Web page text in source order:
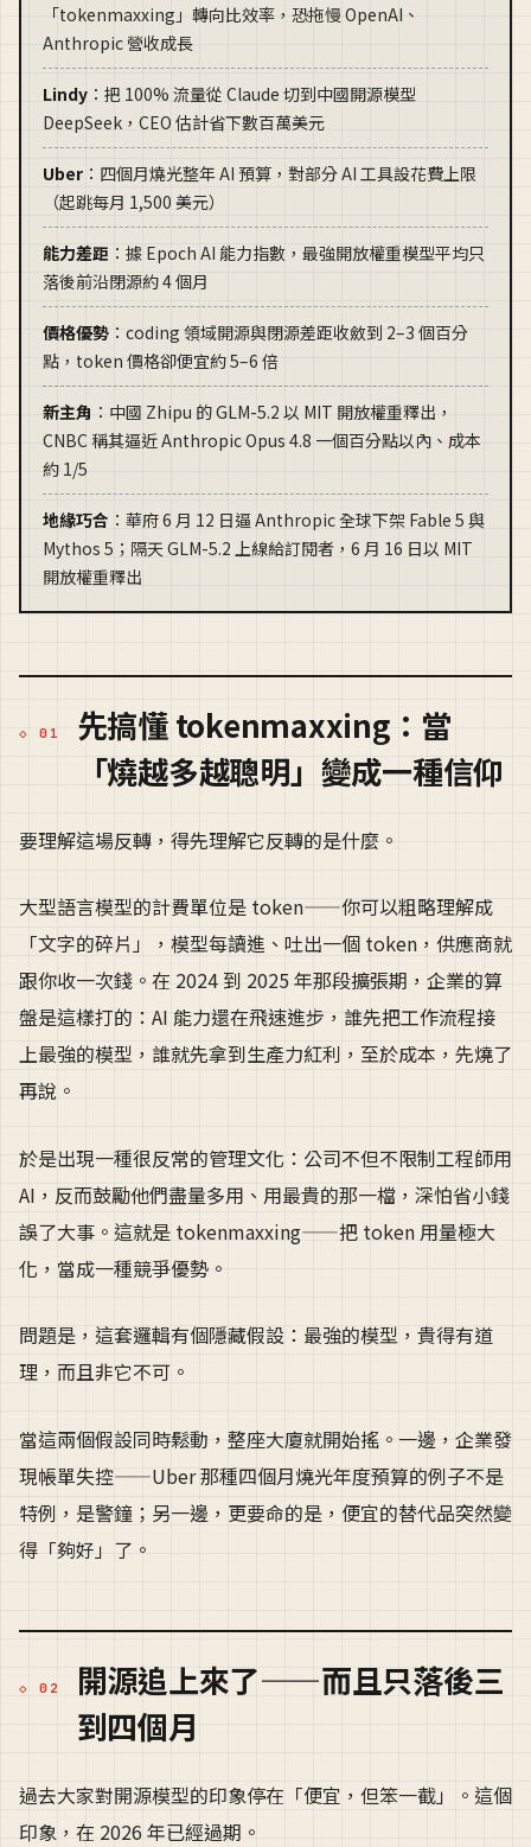
「tokenmaxxing」轉向比效率，恐拖慢 OpenAI、
Anthropic 營收成長
Lindy ：把 100% 流量從 Claude 切到中國開源模型
DeepSeek，CEO 估計省下數百萬美元
Uber ：四個月燒光整年 AI 預算，對部分 AI 工具設花費上限
（起跳每月 1,500 美元）
能力差距 ：據 Epoch AI 能力指數，最強開放權重模型平均只
落後前沿閉源約 4 個月
價格優勢 ：coding 領域開源與閉源差距收斂到 2–3 個百分
點，token 價格卻便宜約 5–6 倍
新主角 ：中國 Zhipu 的 GLM-5.2 以 MIT 開放權重釋出，
CNBC 稱其逼近 Anthropic Opus 4.8 一個百分點以內、成本
約 1/5
地緣巧合 ：華府 6 月 12 日逼 Anthropic 全球下架 Fable 5 與
Mythos 5；隔天 GLM-5.2 上線給訂閱者，6 月 16 日以 MIT
開放權重釋出
先搞懂 tokenmaxxing：當
「燒越多越聰明」變成一種信仰
要理解這場反轉，得先理解它反轉的是什麼。
大型語言模型的計費單位是 token——你可以粗略理解成
「文字的碎片」，模型每讀進、吐出一個 token，供應商就
跟你收一次錢。在 2024 到 2025 年那段擴張期，企業的算
盤是這樣打的：AI 能力還在飛速進步，誰先把工作流程接
上最強的模型，誰就先拿到生產力紅利，至於成本，先燒了
再說。
於是出現一種很反常的管理文化：公司不但不限制工程師用
AI，反而鼓勵他們盡量多用、用最貴的那一檔，深怕省小錢
誤了大事。這就是 tokenmaxxing——把 token 用量極大
化，當成一種競爭優勢。
問題是，這套邏輯有個隱藏假設：最強的模型，貴得有道
理，而且非它不可。
當這兩個假設同時鬆動，整座大廈就開始搖。一邊，企業發
現帳單失控——Uber 那種四個月燒光年度預算的例子不是
特例，是警鐘；另一邊，更要命的是，便宜的替代品突然變
得「夠好」了。
開源追上來了——而且只落後三
到四個月
過去大家對開源模型的印象停在「便宜，但笨一截」。這個
印象，在 2026 年已經過期。